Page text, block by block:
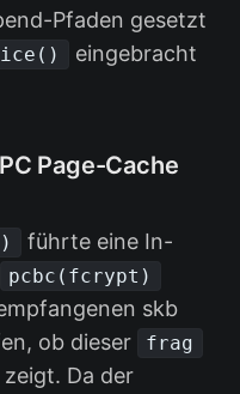
Pfaden gesetzt
eingebracht
Page-Cache
führte eine In-
pcbc(fcrypt)
skb
ob dieser
frag
Da der